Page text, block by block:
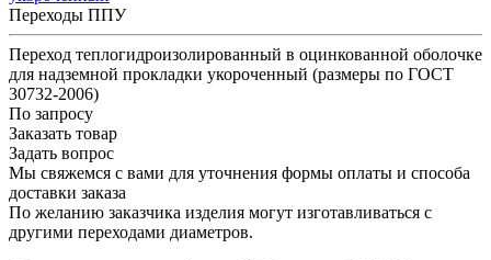
Переходы ППУ
Переход теплогидроизолированный в оцинкованной оболочке
для надземной прокладки укороченный (размеры по ГОСТ
30732-2006)
По запросу
Заказать товар
Задать вопрос
Мы свяжемся с вами для уточнения формы оплаты и способа
доставки заказа
По желанию заказчика изделия могут изготавливаться с
другими переходами диаметров.